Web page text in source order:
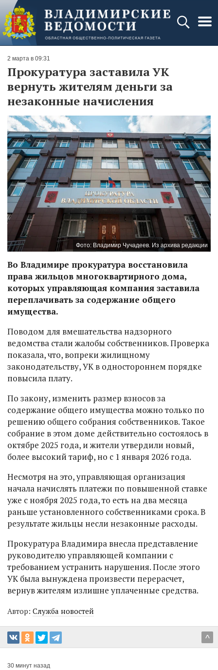
2 марта в 09:31
Прокуратура заставила УК
вернуть жителям деньги за
незаконные начисления
Фото: Владимир Чучадеев. Из архива редакции
Во Владимире прокуратура восстановила
права жильцов многоквартирного дома,
которых управляющая компания заставила
переплачивать за содержание общего
имущества.
Поводом для вмешательства надзорного
ведомства стали жалобы собственников. Проверка
показала, что, вопреки жилищному
законодательству, УК в одностороннем порядке
повысила плату.
По закону, изменить размер взносов за
содержание общего имущества можно только по
решению общего собрания собственников. Такое
собрание в этом доме действительно состоялось в
октябре 2025 года, и жители утвердили новый,
более высокий тариф, но с 1 января 2026 года.
Несмотря на это, управляющая организация
начала начислять платежи по повышенной ставке
уже с ноября 2025 года, то есть на два месяца
раньше установленного собственниками срока. В
результате жильцы несли незаконные расходы.
Прокуратура Владимира внесла представление
руководителю управляющей компании с
требованием устранить нарушения. После этого
УК была вынуждена произвести перерасчет,
вернув жителям излишне уплаченные средства.
Автор: Служба новостей
^
30 минут назад